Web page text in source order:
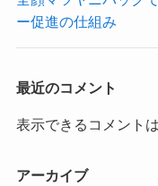
ー促進の仕組み
最近のコメント
表示できるコメント
アーカイブ